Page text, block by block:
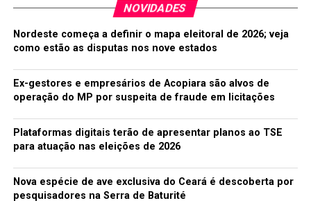
Instituto de Desenvolvimento do Trabalho – IDT
Unidade de Atendimento de Iguatu
Rua Cel. Gustavo Correia – 171 – Centro
Contatos: (88) 3581 9453 / 88 3581 9458
Site www.idt.org.br
TÓPICOS RELACIONADOS: CAIXA CUIDADOR
IDOSOS
OPERADOR
Mecânico de veículos e Ténico agrícola tem vagas na
Bolsa de Empregos
NOVIDADES
Nordeste começa a definir o mapa eleitoral de 2026; veja
como estão as disputas nos nove estados
Ex-gestores e empresários de Acopiara são alvos de
operação do MP por suspeita de fraude em licitações
Plataformas digitais terão de apresentar planos ao TSE
para atuação nas eleições de 2026
Nova espécie de ave exclusiva do Ceará é descoberta por
pesquisadores na Serra de Baturité